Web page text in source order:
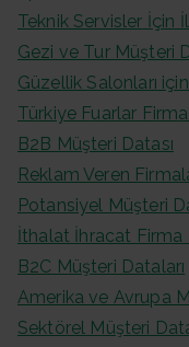
Teknik Servisler İçin
Gezi ve Tur Müşteri
Güzellik Salonları
Türkiye Fuarlar Firma
B2B Müşteri Datası
Reklam Veren
Potansiyel Müşteri
İthalat İhracat Firma
B2C Müşteri Dataları
Amerika ve Avrupa
Sektörel Müşteri